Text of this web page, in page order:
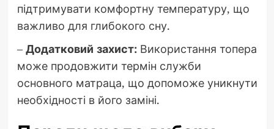
підтримувати комфортну температуру, що
важливо для глибокого сну.
– Додатковий захист:Використання топера
може продовжити термін служби
основного матраца, що допоможе уникнути
необхідності в його заміні.